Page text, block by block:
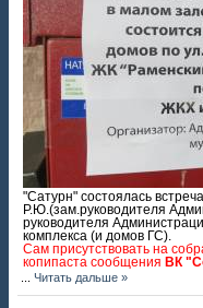
"Сатурн" состоялась
Р.Ю.(зам.руководителя
руководителя
комплекса (и домов ГС).
Сам присутствовать на
копипаста сообщения ВК
Читать дальше »